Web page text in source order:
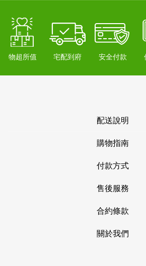
物超所值 宅配到府 安全付款
配送說明
購物指南
付款方式
售後服務
合約條款
關於我們